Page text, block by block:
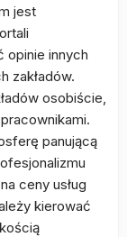
jest
opinie innych
zakładów.
osobiście,
panującą
ceny usług
kierować